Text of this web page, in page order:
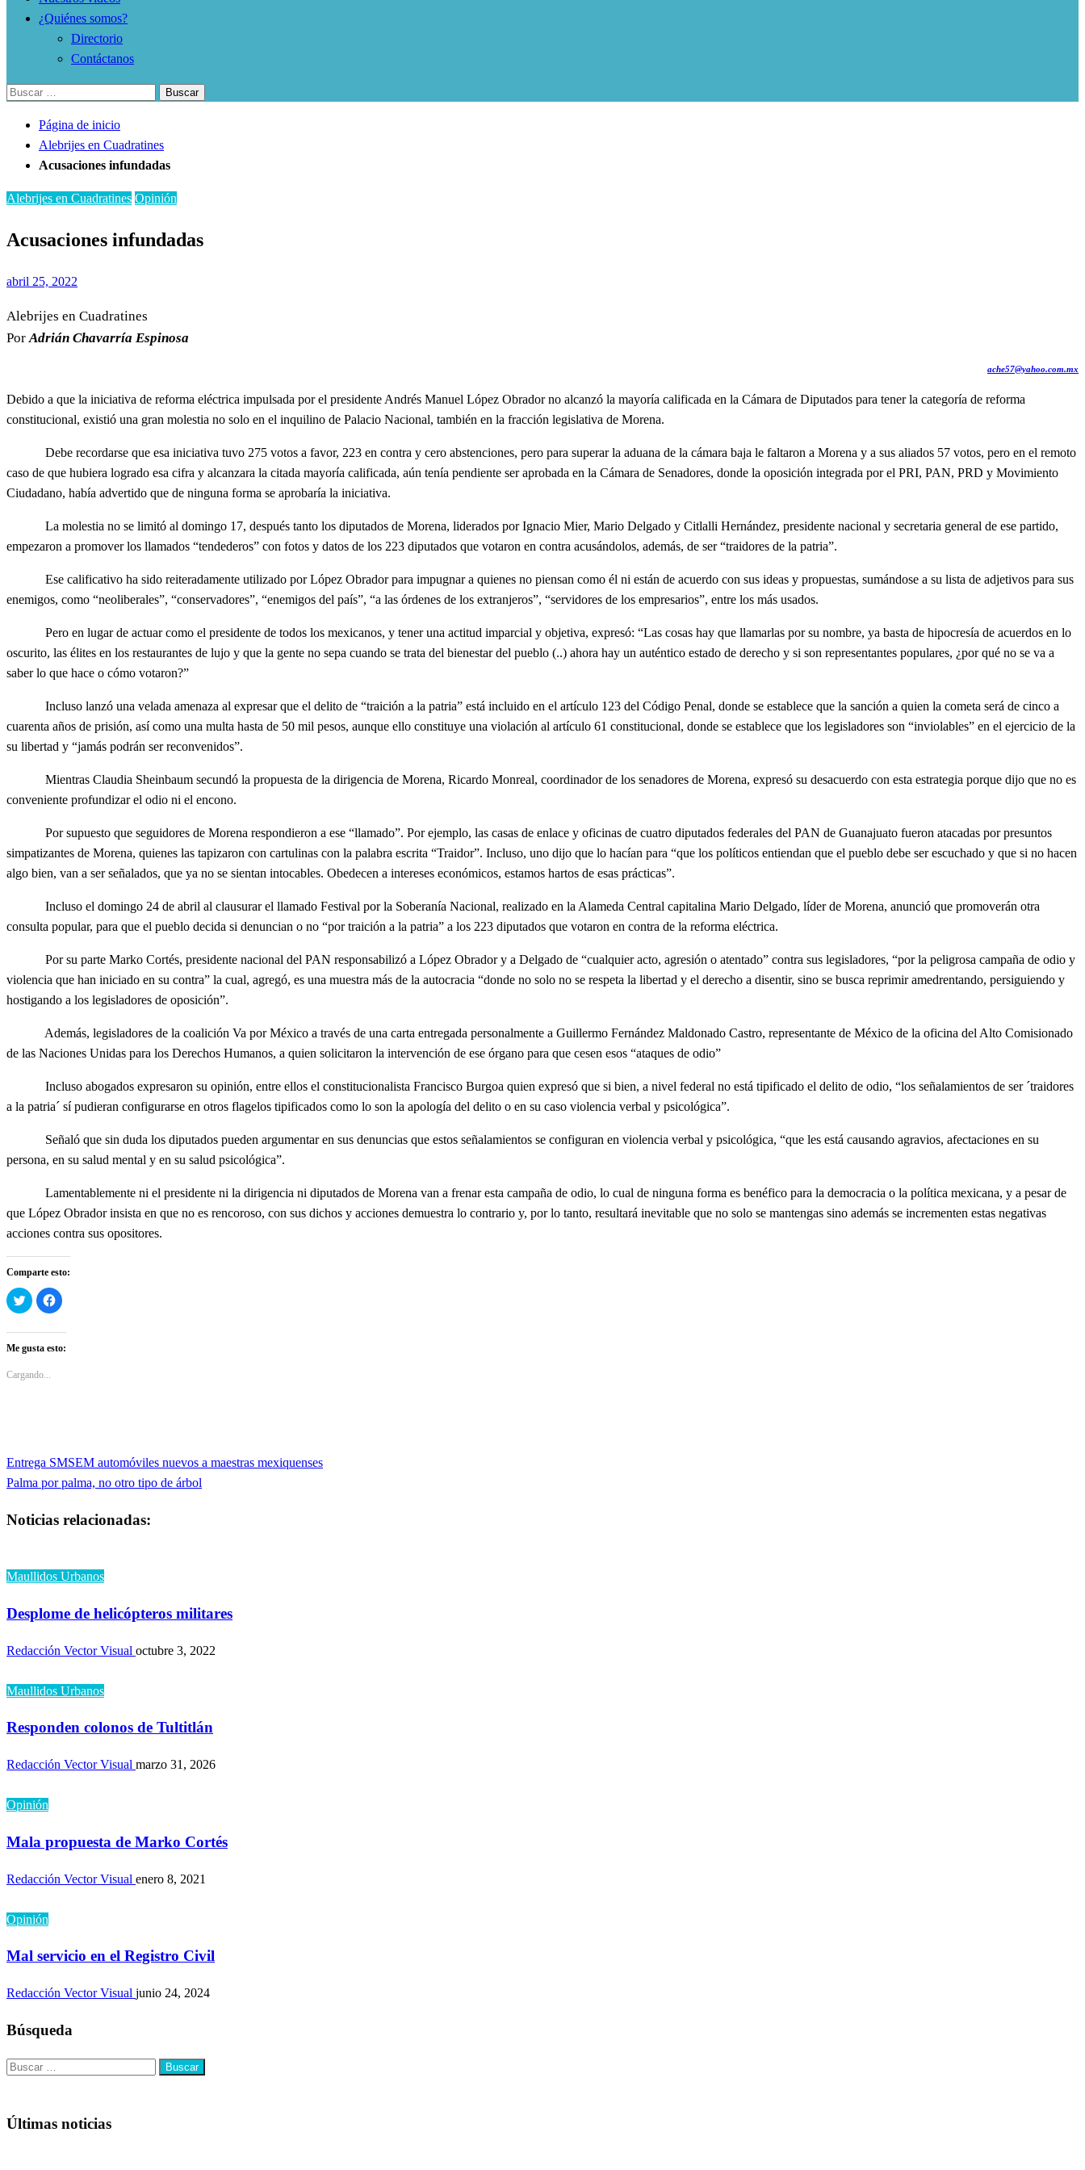
¿Quiénes somos?
Directorio
Contáctanos
Buscar:
Página de inicio
Alebrijes en Cuadratines
Acusaciones infundadas
Alebrijes en Cuadratines Opinión
Acusaciones infundadas
Publicado
abril 25, 2022
Alebrijes en Cuadratines
PorAdrián Chavarría Espinosa
ache57@yahoo.com.mx
Debido a que la iniciativa de reforma eléctrica impulsada por el presidente Andrés Manuel López Obrador no alcanzó la mayoría calificada en la Cámara de Diputados para tener la categoría de reforma
constitucional, existió una gran molestia no solo en el inquilino de Palacio Nacional, también en la fracción legislativa de Morena.
Debe recordarse que esa iniciativa tuvo 275 votos a favor, 223 en contra y cero abstenciones, pero para superar la aduana de la cámara baja le faltaron a Morena y a sus aliados 57 votos, pero en el remoto
caso de que hubiera logrado esa cifra y alcanzara la citada mayoría calificada, aún tenía pendiente ser aprobada en la Cámara de Senadores, donde la oposición integrada por el PRI, PAN, PRD y Movimiento
Ciudadano, había advertido que de ninguna forma se aprobaría la iniciativa.
La molestia no se limitó al domingo 17, después tanto los diputados de Morena, liderados por Ignacio Mier, Mario Delgado y Citlalli Hernández, presidente nacional y secretaria general de ese partido,
empezaron a promover los llamados “tendederos” con fotos y datos de los 223 diputados que votaron en contra acusándolos, además, de ser “traidores de la patria”.
Ese calificativo ha sido reiteradamente utilizado por López Obrador para impugnar a quienes no piensan como él ni están de acuerdo con sus ideas y propuestas, sumándose a su lista de adjetivos para sus
enemigos, como “neoliberales”, “conservadores”, “enemigos del país”, “a las órdenes de los extranjeros”, “servidores de los empresarios”, entre los más usados.
Pero en lugar de actuar como el presidente de todos los mexicanos, y tener una actitud imparcial y objetiva, expresó: “Las cosas hay que llamarlas por su nombre, ya basta de hipocresía de acuerdos en lo
oscurito, las élites en los restaurantes de lujo y que la gente no sepa cuando se trata del bienestar del pueblo (..) ahora hay un auténtico estado de derecho y si son representantes populares, ¿por qué no se va a
saber lo que hace o cómo votaron?”
Incluso lanzó una velada amenaza al expresar que el delito de “traición a la patria” está incluido en el artículo 123 del Código Penal, donde se establece que la sanción a quien la cometa será de cinco a
cuarenta años de prisión, así como una multa hasta de 50 mil pesos, aunque ello constituye una violación al artículo 61 constitucional, donde se establece que los legisladores son “inviolables” en el ejercicio de la
su libertad y “jamás podrán ser reconvenidos”.
Mientras Claudia Sheinbaum secundó la propuesta de la dirigencia de Morena, Ricardo Monreal, coordinador de los senadores de Morena, expresó su desacuerdo con esta estrategia porque dijo que no es
conveniente profundizar el odio ni el encono.
Por supuesto que seguidores de Morena respondieron a ese “llamado”. Por ejemplo, las casas de enlace y oficinas de cuatro diputados federales del PAN de Guanajuato fueron atacadas por presuntos
simpatizantes de Morena, quienes las tapizaron con cartulinas con la palabra escrita “Traidor”. Incluso, uno dijo que lo hacían para “que los políticos entiendan que el pueblo debe ser escuchado y que si no hacen
algo bien, van a ser señalados, que ya no se sientan intocables. Obedecen a intereses económicos, estamos hartos de esas prácticas”.
Incluso el domingo 24 de abril al clausurar el llamado Festival por la Soberanía Nacional, realizado en la Alameda Central capitalina Mario Delgado, líder de Morena, anunció que promoverán otra
consulta popular, para que el pueblo decida si denuncian o no “por traición a la patria” a los 223 diputados que votaron en contra de la reforma eléctrica.
Por su parte Marko Cortés, presidente nacional del PAN responsabilizó a López Obrador y a Delgado de “cualquier acto, agresión o atentado” contra sus legisladores, “por la peligrosa campaña de odio y
violencia que han iniciado en su contra” la cual, agregó, es una muestra más de la autocracia “donde no solo no se respeta la libertad y el derecho a disentir, sino se busca reprimir amedrentando, persiguiendo y
hostigando a los legisladores de oposición”.
Además, legisladores de la coalición Va por México a través de una carta entregada personalmente a Guillermo Fernández Maldonado Castro, representante de México de la oficina del Alto Comisionado
de las Naciones Unidas para los Derechos Humanos, a quien solicitaron la intervención de ese órgano para que cesen esos “ataques de odio”
Incluso abogados expresaron su opinión, entre ellos el constitucionalista Francisco Burgoa quien expresó que si bien, a nivel federal no está tipificado el delito de odio, “los señalamientos de ser ´traidores
a la patria´ sí pudieran configurarse en otros flagelos tipificados como lo son la apología del delito o en su caso violencia verbal y psicológica”.
Señaló que sin duda los diputados pueden argumentar en sus denuncias que estos señalamientos se configuran en violencia verbal y psicológica, “que les está causando agravios, afectaciones en su
persona, en su salud mental y en su salud psicológica”.
Lamentablemente ni el presidente ni la dirigencia ni diputados de Morena van a frenar esta campaña de odio, lo cual de ninguna forma es benéfico para la democracia o la política mexicana, y a pesar de
que López Obrador insista en que no es rencoroso, con sus dichos y acciones demuestra lo contrario y, por lo tanto, resultará inevitable que no solo se mantengas sino además se incrementen estas negativas
acciones contra sus opositores.
Comparte esto:
Haz
clic
para
en
Twitter
(Se
en
Haz
clic
en
Facebook
(Se
Me gusta esto:
Cargando...
Navegación
entradas
Entrada
anterior
Entrega SMSEM automóviles nuevos a maestras mexiquenses
Entrada
Palma por palma, no otro tipo de árbol
Noticias relacionadas:
Maullidos Urbanos
Desplome de helicópteros militares
Redacción Vector Visual octubre 3, 2022
Maullidos Urbanos
Responden colonos de Tultitlán
Redacción Vector Visual marzo 31, 2026
Opinión
Mala propuesta de Marko Cortés
Redacción Vector Visual enero 8, 2021
Opinión
Mal servicio en el Registro Civil
Redacción Vector Visual junio 24, 2024
Búsqueda
Buscar:
Últimas noticias